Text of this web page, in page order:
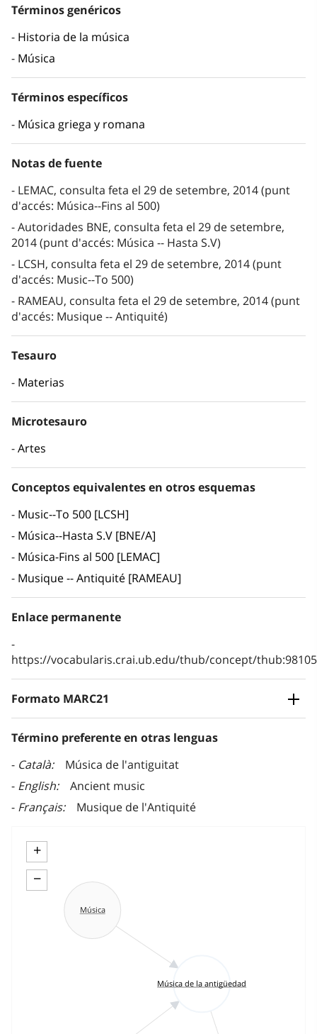
Términos genéricos
Historia de la música
Música
Términos específicos
Música griega y romana
Notas de fuente
LEMAC, consulta feta el 29 de setembre, 2014 (punt
d'accés: Música--Fins al 500)
Autoridades BNE, consulta feta el 29 de setembre,
2014 (punt d'accés: Música -- Hasta S.V)
LCSH, consulta feta el 29 de setembre, 2014 (punt
d'accés: Music--To 500)
RAMEAU, consulta feta el 29 de setembre, 2014 (punt
d'accés: Musique -- Antiquité)
Tesauro
Materias
Microtesauro
Artes
Conceptos equivalentes en otros esquemas
Music--To 500 [LCSH]
Música--Hasta S.V [BNE/A]
Música-Fins al 500 [LEMAC]
Musique -- Antiquité [RAMEAU]
Enlace permanente
https://vocabularis.crai.ub.edu/thub/concept/
Formato MARC21
Término preferente en otras lenguas
Català
Música de l'antiguitat
English
Ancient music
Français
Musique de l'Antiquité
+
−
Música de la antigüedad
Música